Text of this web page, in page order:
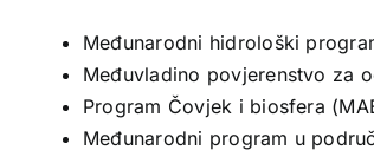
Međunarodni hidrološki
Međuvladino povjerenstvo za
Program Čovjek i biosfera
Međunarodni program u